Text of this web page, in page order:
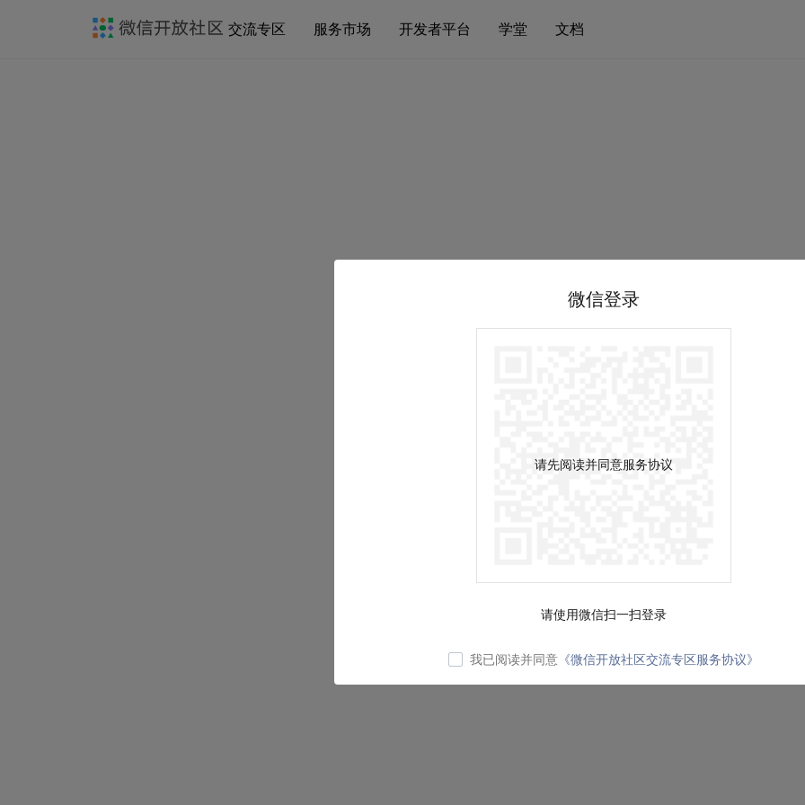
交流专区 服务市场 开发者平台 学堂 文档
微信登录
请先阅读并同意服务协议
请使用微信扫一扫登录
我已阅读并同意 《微信开放社区交流专区服务协议》